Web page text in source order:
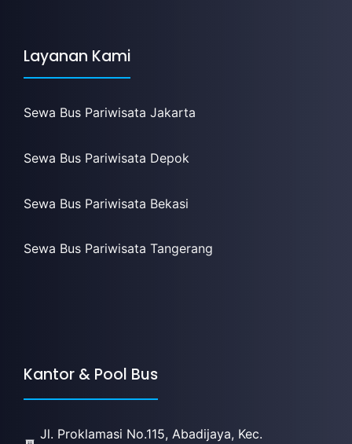
Layanan Kami
Sewa Bus Pariwisata Jakarta
Sewa Bus Pariwisata Depok
Sewa Bus Pariwisata Bekasi
Sewa Bus Pariwisata Tangerang
Kantor & Pool Bus
Jl. Proklamasi No.115, Abadijaya, Kec.